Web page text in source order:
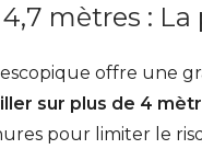
mètres :
offre une
sur plus de 4
pour limiter le